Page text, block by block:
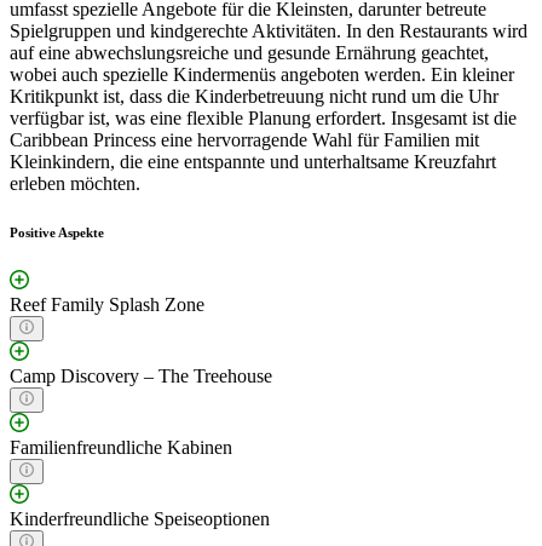
umfasst spezielle Angebote für die Kleinsten, darunter betreute
Spielgruppen und kindgerechte Aktivitäten. In den Restaurants wird
auf eine abwechslungsreiche und gesunde Ernährung geachtet,
wobei auch spezielle Kindermenüs angeboten werden. Ein kleiner
Kritikpunkt ist, dass die Kinderbetreuung nicht rund um die Uhr
verfügbar ist, was eine flexible Planung erfordert. Insgesamt ist die
Caribbean Princess eine hervorragende Wahl für Familien mit
Kleinkindern, die eine entspannte und unterhaltsame Kreuzfahrt
erleben möchten.
Positive Aspekte
Reef Family Splash Zone
Camp Discovery – The Treehouse
Familienfreundliche Kabinen
Kinderfreundliche Speiseoptionen